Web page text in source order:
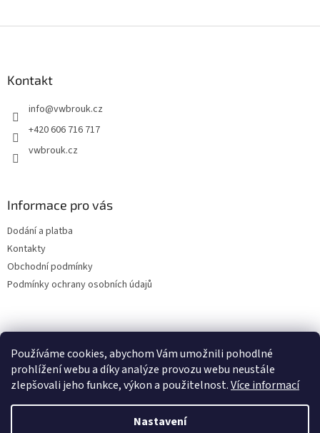
Používáme cookies, abychom Vám umožnili pohodlné
prohlížení webu a díky analýze provozu webu neustále
zlepšovali jeho funkce, výkon a použitelnost.Více informací
Nastavení
Kontakt
info@vwbrouk.cz
+420 606 716 717
vwbrouk.cz
Informace pro vás
Dodání a platba
Kontakty
Obchodní podmínky
Podmínky ochrany osobních údajů
Vytvořil Shoptet